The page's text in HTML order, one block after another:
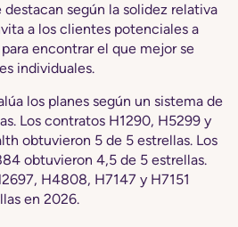
destacan según la solidez relativa
a los clientes potenciales a
encontrar el que mejor se
individuales.
los planes según un sistema de
Los contratos H1290, H5299 y
obtuvieron 5 de 5 estrellas. Los
obtuvieron 4,5 de 5 estrellas.
H4808, H7147 y H7151
en 2026.